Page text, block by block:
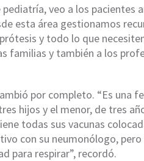
veo a los
esta área gestionamos
y todo lo que
familias y también a los
por completo. “Es una
hijos y el menor, de tres
todas sus vacunas
con su neumonólogo,
para respirar”, recordó.